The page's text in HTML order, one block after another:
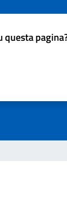
questa